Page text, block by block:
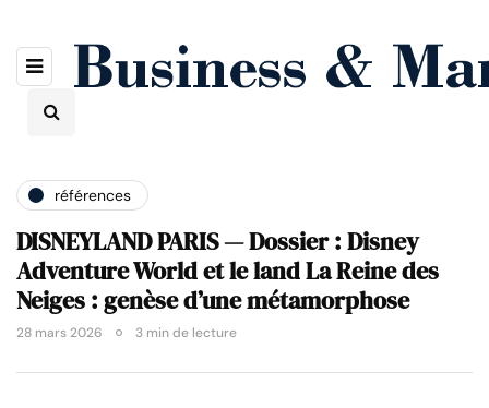
références
DISNEYLAND PARIS — Dossier : Disney
Adventure World et le land La Reine des
Neiges : genèse d’une métamorphose
28 mars 2026 3 min de lecture